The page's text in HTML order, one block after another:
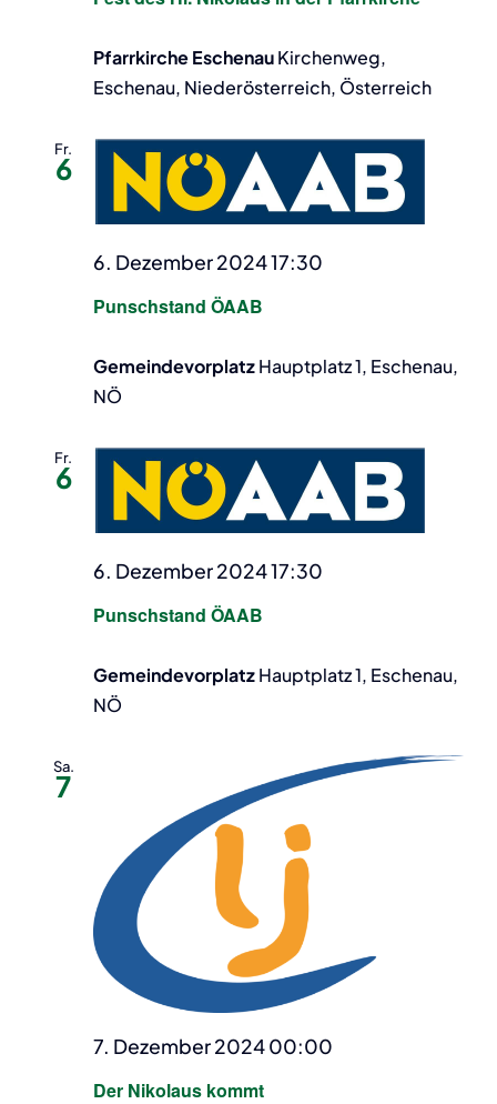
Pfarrkirche EschenauKirchenweg,
Eschenau, Niederösterreich, Österreich
Fr.
6
Punschstand ÖAAB
6. Dezember 2024 17:30
GemeindevorplatzHauptplatz 1, Eschenau,
NÖ
Fr.
6
Punschstand ÖAAB
6. Dezember 2024 17:30
GemeindevorplatzHauptplatz 1, Eschenau,
NÖ
Sa.
7
Der Nikolaus kommt
7. Dezember 2024 00:00